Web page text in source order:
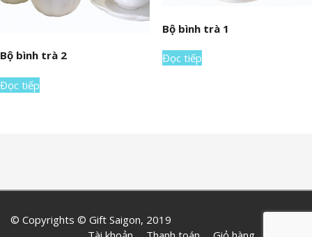
Bộ bình trà 2
Đọc tiếp
Bộ bình trà 1
Đọc tiếp
© Copyrights © Gift Saigon, 2019